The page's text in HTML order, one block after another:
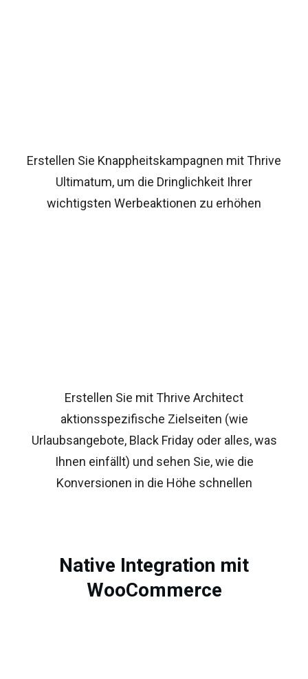
Erstellen Sie Knappheitskampagnen mit Thrive
Ultimatum, um die Dringlichkeit Ihrer
wichtigsten Werbeaktionen zu erhöhen
Erstellen Sie mit Thrive Architect
aktionsspezifische Zielseiten (wie
Urlaubsangebote, Black Friday oder alles, was
Ihnen einfällt) und sehen Sie, wie die
Konversionen in die Höhe schnellen
Native Integration mit
WooCommerce